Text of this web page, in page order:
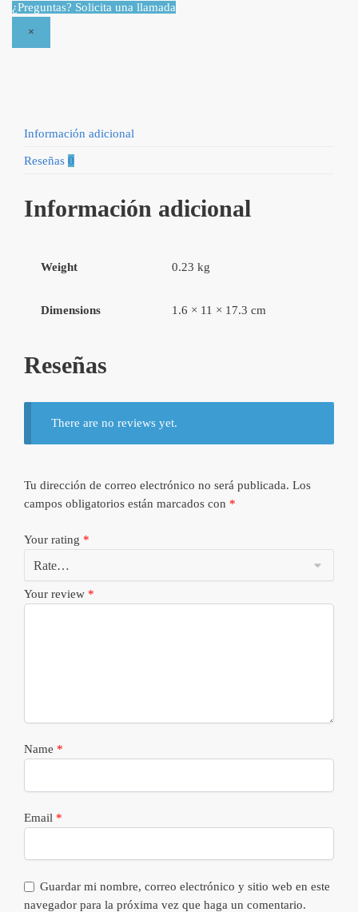
una
Mujer
¿Preguntas? Solicita una llamada
×
Información adicional
Reseñas 0
Información adicional
Weight 0.23 kg
Dimensions 1.6 × 11 × 17.3 cm
Reseñas
There are no reviews yet.
Tu dirección de correo electrónico no será publicada. Los
campos obligatorios están marcados con *
Your rating *
Your review *
Name *
Email *
Guardar mi nombre, correo electrónico y sitio web en este
navegador para la próxima vez que haga un comentario.